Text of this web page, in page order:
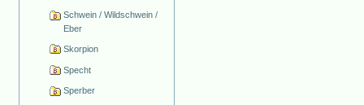
Schwein / Wildschwein /
Eber
Skorpion
Specht
Sperber